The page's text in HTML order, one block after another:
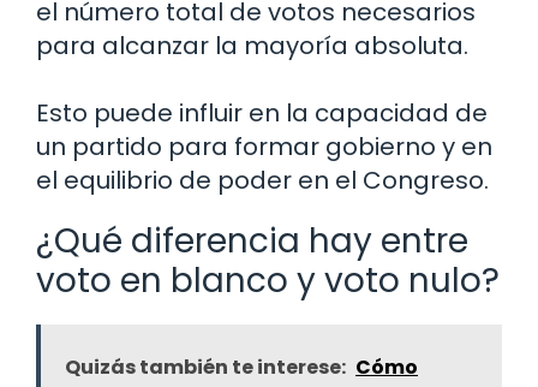
el número total de votos necesarios
para alcanzar la mayoría absoluta.
Esto puede influir en la capacidad de
un partido para formar gobierno y en
el equilibrio de poder en el Congreso.
¿Qué diferencia hay entre
voto en blanco y voto nulo?
Quizás también te interese: Cómo